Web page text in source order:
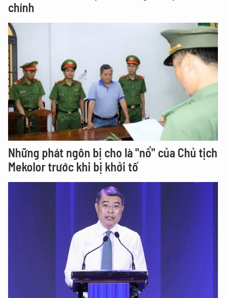
chính
Những phát ngôn bị cho là "nổ" của Chủ tịch
Mekolor trước khi bị khởi tố